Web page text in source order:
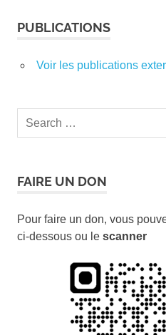
PUBLICATIONS
Voir les publications
Search
FAIRE UN DON
Pour faire un don, vous
ci-dessous ou le scanner